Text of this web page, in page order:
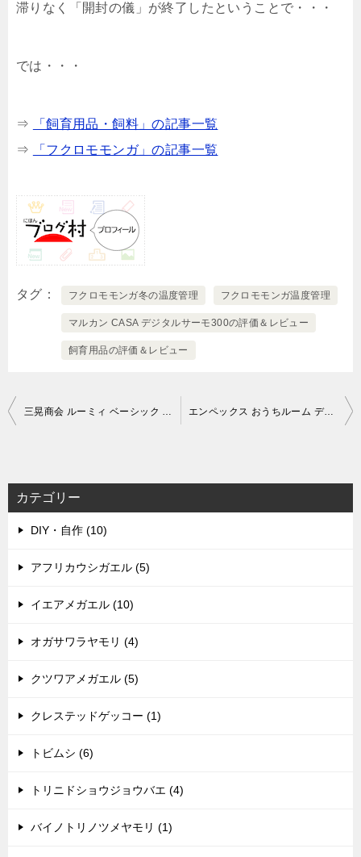
滞りなく「開封の儀」が終了したということで・・・
では・・・
⇒
「飼育用品・飼料」の記事一覧
⇒
「フクロモモンガ」の記事一覧
タグ フクロモモンガ冬の温度管理 フクロモモンガ温度管理
マルカン CASA デジタルサーモ300の評価＆レビュー
飼育用品の評価＆レビュー
投
ビ
ゲ
ー
シ
三晃商会 ルーミィ ベーシック 開封の儀 エンペックス おうちルーム デジタルmidi温湿度計 開封の儀
カテゴリー
DIY・自作 (10)
アフリカウシガエル (5)
イエアメガエル (10)
オガサワラヤモリ (4)
クツワアメガエル (5)
クレステッドゲッコー (1)
トビムシ (6)
トリニドショウジョウバエ (4)
バイノトリノツメヤモリ (1)